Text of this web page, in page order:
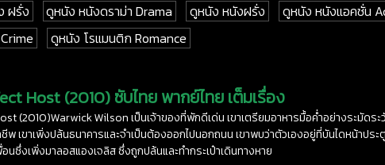
ฝรั่ง ดูหนัง หนังดราม่า Drama ดูหนัง หนังฝรั่ง
ดูหนัง หนังแอคชั่น
ดูหนัง โรแมนติก Romance
Host (2010) ซับไทย พากย์ไทย เต็มเรื่อง
(2010)Warwick Wilson เป็นเจ้าของที่พักดีเด่น เขาเตรียมอาหารมื้อค่ำอย่างระมัดร
เขาเพิ่งปล้นธนาคารและจำเป็นต้องออกไปนอกถนน เขาพบว่าตัวเองอยู่ที่บันไดหน้าปร
นซึ่งเพิ่งมาลอสแองเจลิส ซึ่งถูกปล้นและทำกระเป๋าเดินทางหาย